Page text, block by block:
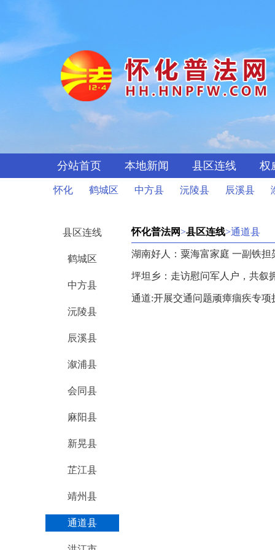
分站首页 本地新闻 县区连线 权
怀化 鹤城区 中方县 沅陵县 辰溪县
县区连线
鹤城区
中方县
沅陵县
辰溪县
溆浦县
会同县
麻阳县
新晃县
芷江县
靖州县
通道县
怀化普法网>县区连线>通道县
湖南好人：粟海富家庭 一副铁担
坪坦乡：走访慰问军人户，共叙
通道:开展交通问题顽瘴痼疾专项